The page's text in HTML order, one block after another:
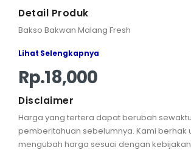
Detail Produk
Bakso Bakwan Malang Fresh
Lihat Selengkapnya
Rp.18,000
Disclaimer
Harga yang tertera dapat berubah
pemberitahuan sebelumnya. Kami berhak
mengubah harga sesuai dengan